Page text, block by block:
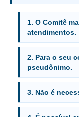
Servidores
Comitê de
Comitê de
Comitê de
1. O Comitê
atendimentos.
2. Para o seu
pseudônimo.
3. Não é